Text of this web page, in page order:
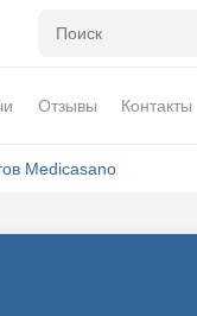
Отзывы Контакты
Medicasano